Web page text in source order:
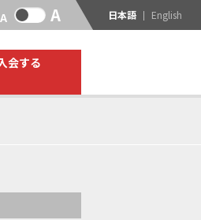
会する
日本語 English